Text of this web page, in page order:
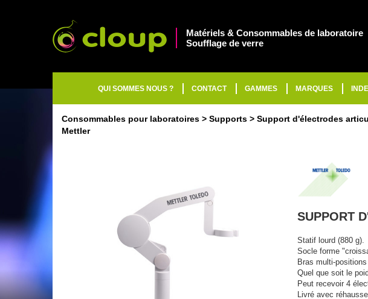
Matériels & Consommables de laboratoire
Soufflage de verre
QUI SOMMES NOUS ? CONTACT GAMMES MARQUES
Consommables pour laboratoires Supports
Support d'électrodes
Mettler
SUPPORT
Statif lourd (880 g).
Socle forme
Bras multi-
Quel que soit le
Peut recevoir 4
Livré avec